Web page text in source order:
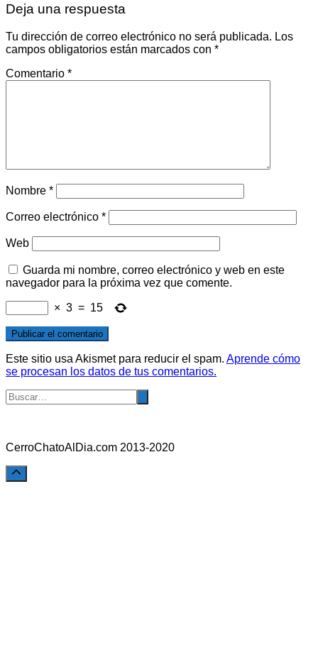
Deja una respuesta
Tu dirección de correo electrónico no será publicada. Los
campos obligatorios están marcados con *
Comentario *
Nombre *
Correo electrónico *
Web
Guarda mi nombre, correo electrónico y web en este
navegador para la próxima vez que comente.
× 3 = 15
Este sitio usa Akismet para reducir el spam. Aprende cómo
se procesan los datos de tus comentarios.
CerroChatoAlDia.com 2013-2020